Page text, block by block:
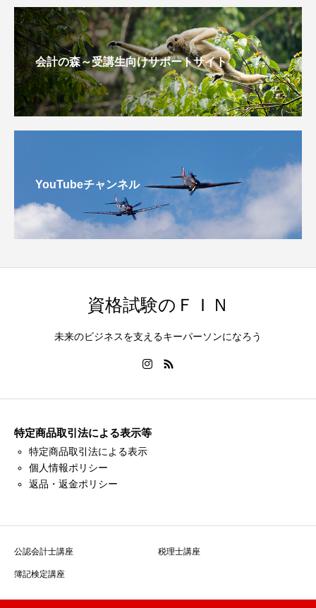
会計の森～受講生向けサポートサイト
YouTubeチャンネル
資格試験のＦＩＮ
未来のビジネスを支えるキーパーソンになろう
特定商品取引法による表示等
特定商品取引法による表示
個人情報ポリシー
返品・返金ポリシー
公認会計士講座 税理士講座
簿記検定講座